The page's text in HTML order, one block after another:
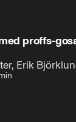
proffs-
Erik